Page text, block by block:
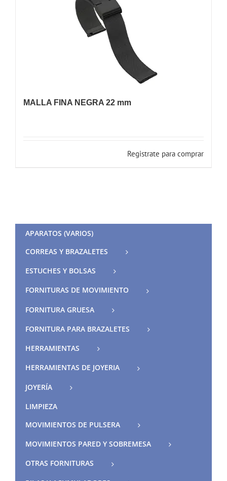
MALLA FINA NEGRA 22 mm
Registrate para comprar
APARATOS (VARIOS)
CORREAS Y BRAZALETES
ESTUCHES Y BOLSAS
FORNITURAS DE MOVIMIENTO
FORNITURA GRUESA
FORNITURA PARA BRAZALETES
HERRAMIENTAS
HERRAMIENTAS DE JOYERIA
JOYERÍA
LIMPIEZA
MOVIMIENTOS DE PULSERA
MOVIMIENTOS PARED Y SOBREMESA
OTRAS FORNITURAS